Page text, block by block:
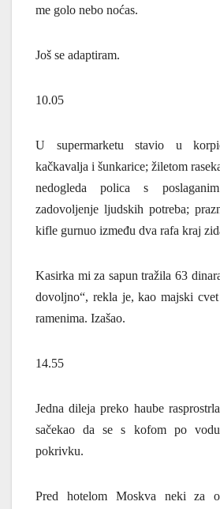
me golo nebo noćas.
Još se adaptiram.
10.05
U supermarketu stavio u
kačkavalja i šunkarice; žiletom
nedogleda polica s
zadovoljenje ljudskih potreba;
kifle gurnuo između dva rafa kraj
Kasirka mi za sapun tražila 63
dovoljno“, rekla je, kao majski cvet
ramenima. Izašao.
14.55
Jedna dileja preko haube
sačekao da se s kofom po
pokrivku.
Pred hotelom Moskva neki za